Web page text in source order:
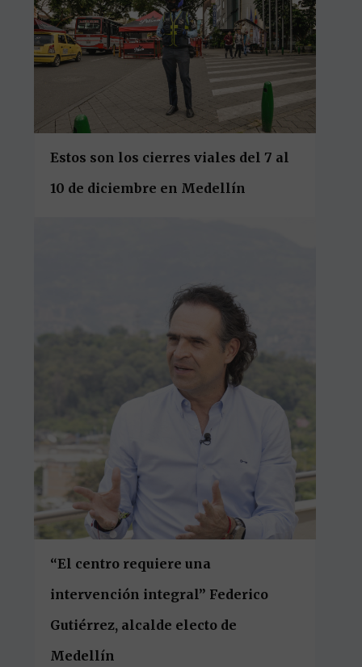
Estos son los cierres viales del 7 al
10 de diciembre en Medellín
“El centro requiere una
intervención integral” Federico
Gutiérrez, alcalde electo de
Medellín